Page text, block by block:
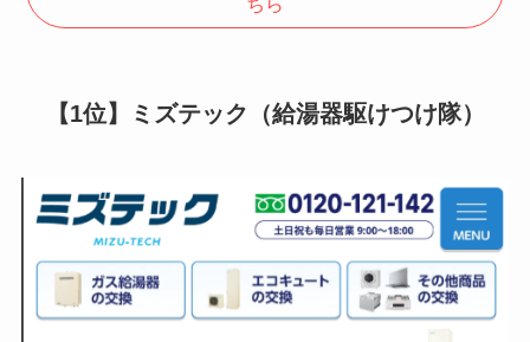
【1位】ミズテック（給湯器駆けつけ隊）